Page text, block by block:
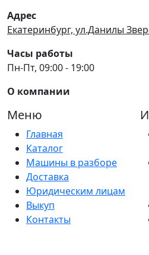
Адрес
Екатеринбург, ул.Данилы
Часы работы
Пн-Пт, 09:00 - 19:00
О компании
Меню
Главная
Каталог
Машины в разборе
Доставка
Юридическим лицам
Выкуп
Контакты